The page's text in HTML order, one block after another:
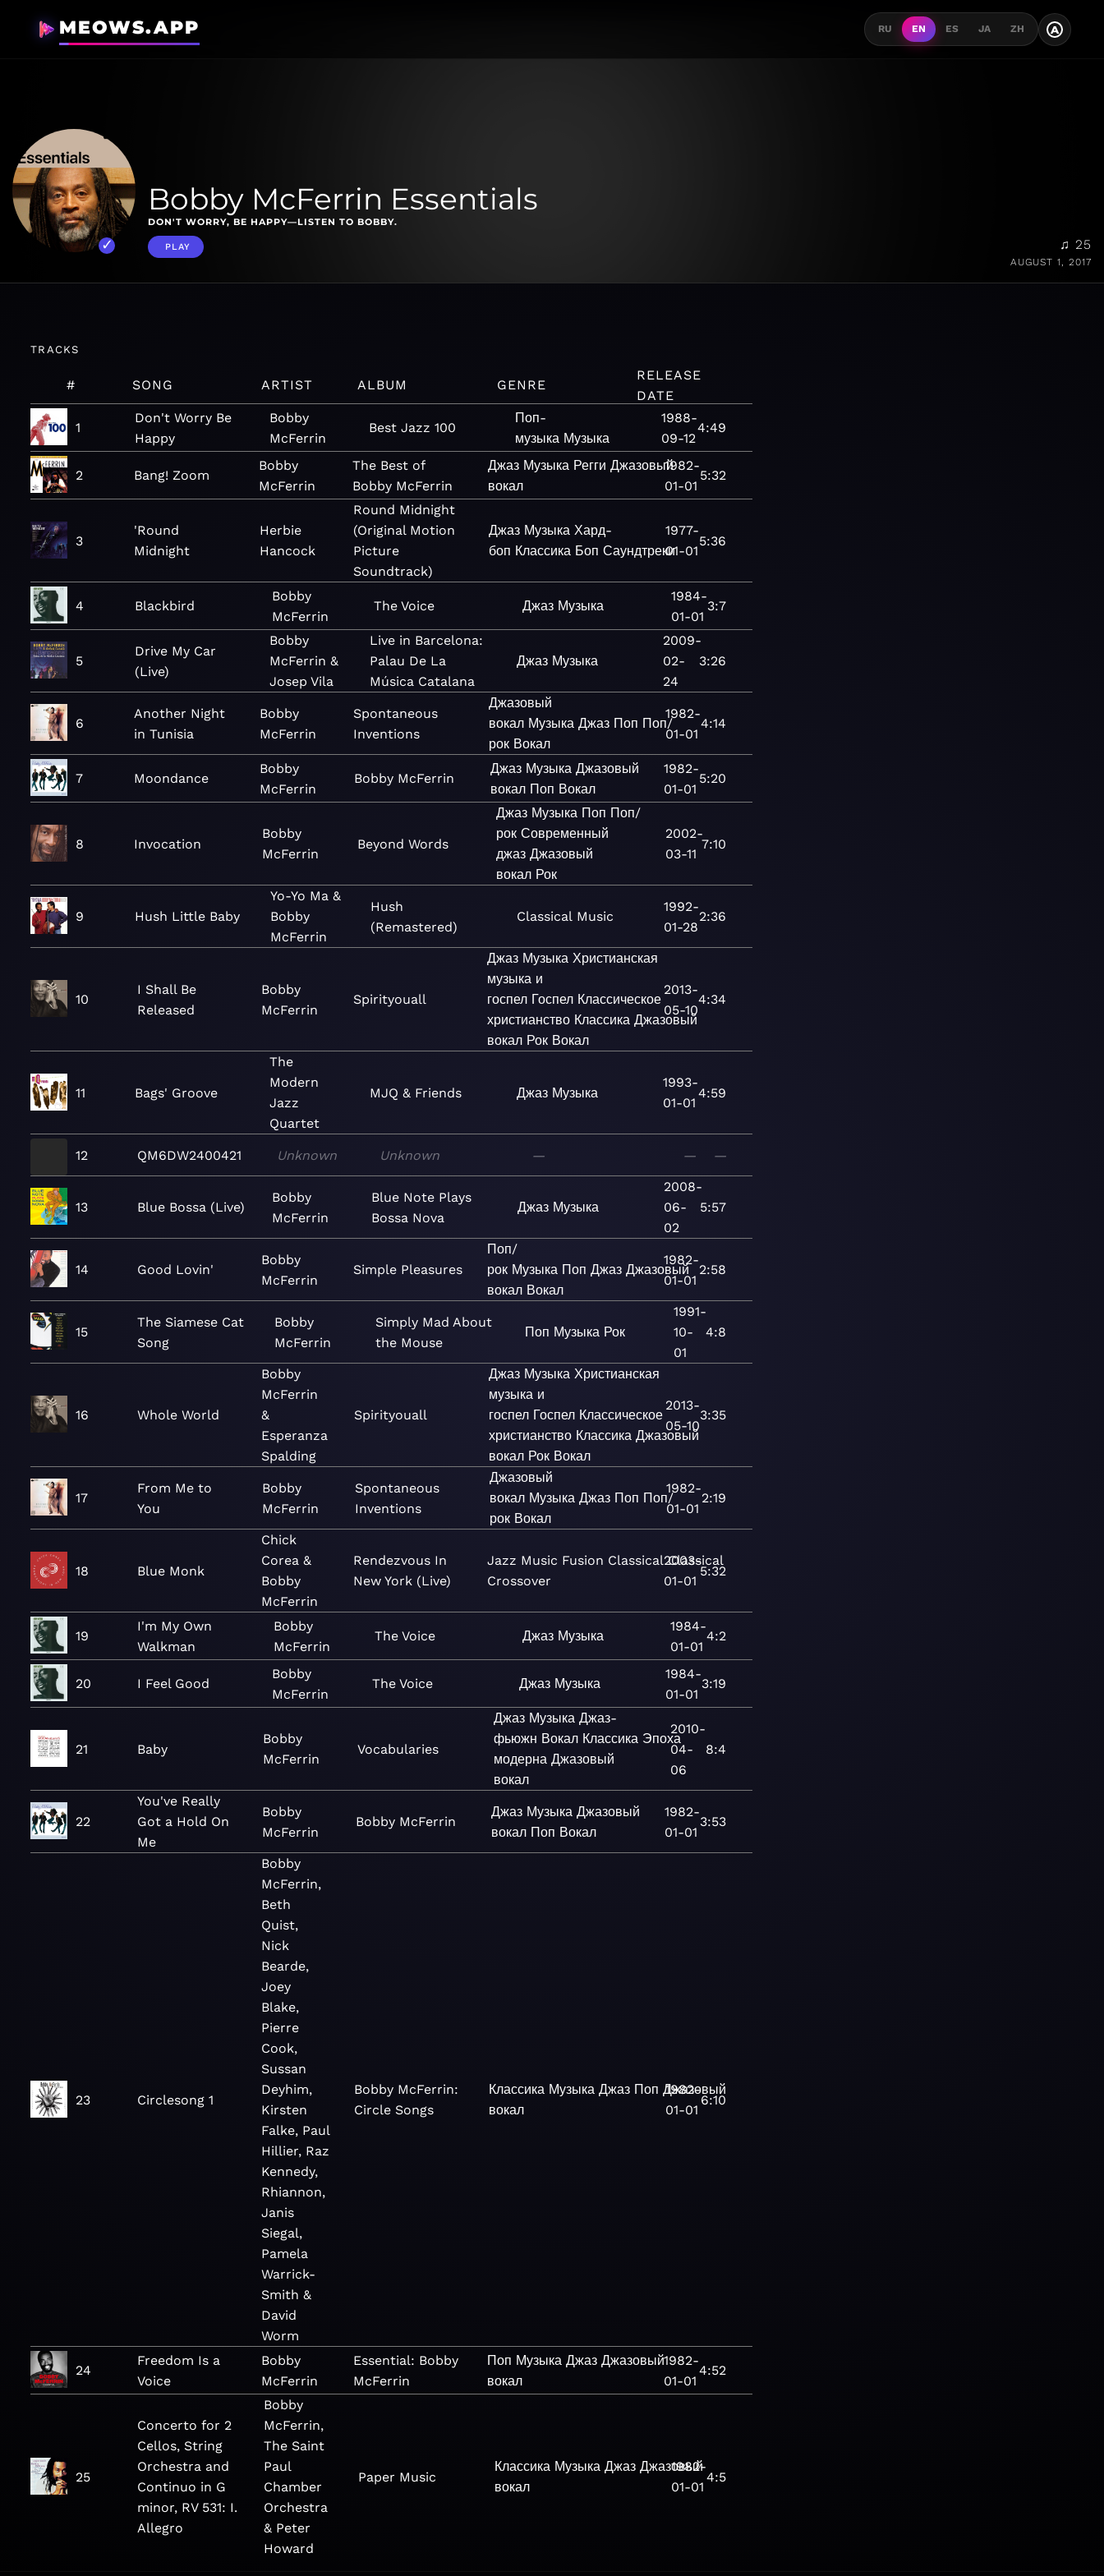
MEOWS.APP RU EN ES JA ZH A
Bobby McFerrin Essentials
DON'T WORRY, BE HAPPY—LISTEN TO BOBBY.
PLAY ♫ 25
AUGUST 1, 2017
TRACKS
# SONG ARTIST ALBUM GENRE
RELEASE
DATE
1
Don't Worry Be
Happy
Bobby
McFerrin
Best Jazz 100
Поп-
музыка Музыка
1988-
09-12
4:49
2 Bang! Zoom
Bobby
McFerrin
The Best of
Bobby McFerrin
Джаз Музыка Регги Джазовый
вокал
1982-
01-01
5:32
3
'Round
Midnight
Herbie
Hancock
Round Midnight
(Original Motion
Picture
Soundtrack)
Джаз Музыка Хард-
боп Классика Боп Саундтреки
1977-
01-01
5:36
4 Blackbird
Bobby
McFerrin
The Voice Джаз Музыка
1984-
01-01
3:7
5
Drive My Car
(Live)
Bobby
McFerrin &
Josep Vila
Live in Barcelona:
Palau De La
Música Catalana
Джаз Музыка
2009-
02-
24
3:26
6
Another Night
in Tunisia
Bobby
McFerrin
Spontaneous
Inventions
Джазовый
вокал Музыка Джаз Поп Поп/
рок Вокал
1982-
01-01
4:14
7 Moondance
Bobby
McFerrin
Bobby McFerrin
Джаз Музыка Джазовый
вокал Поп Вокал
1982-
01-01
5:20
8 Invocation
Bobby
McFerrin
Beyond Words
Джаз Музыка Поп Поп/
рок Современный
джаз Джазовый
вокал Рок
2002-
03-11
7:10
9 Hush Little Baby
Yo-Yo Ma &
Bobby
McFerrin
Hush
(Remastered)
Classical Music
1992-
01-28
2:36
10
I Shall Be
Released
Bobby
McFerrin
Spirityouall
Джаз Музыка Христианская
музыка и
госпел Госпел Классическое
христианство Классика Джазовый
вокал Рок Вокал
2013-
05-10
4:34
11 Bags' Groove
The
Modern
Jazz
Quartet
MJQ & Friends Джаз Музыка
1993-
01-01
4:59
12 QM6DW2400421 Unknown Unknown — — —
13 Blue Bossa (Live)
Bobby
McFerrin
Blue Note Plays
Bossa Nova
Джаз Музыка
2008-
06-
02
5:57
14 Good Lovin'
Bobby
McFerrin
Simple Pleasures
Поп/
рок Музыка Поп Джаз Джазовый
вокал Вокал
1982-
01-01
2:58
15
The Siamese Cat
Song
Bobby
McFerrin
Simply Mad About
the Mouse
Поп Музыка Рок
1991-
10-
01
4:8
16 Whole World
Bobby
McFerrin
&
Esperanza
Spalding
Spirityouall
Джаз Музыка Христианская
музыка и
госпел Госпел Классическое
христианство Классика Джазовый
вокал Рок Вокал
2013-
05-10
3:35
17
From Me to
You
Bobby
McFerrin
Spontaneous
Inventions
Джазовый
вокал Музыка Джаз Поп Поп/
рок Вокал
1982-
01-01
2:19
18 Blue Monk
Chick
Corea &
Bobby
McFerrin
Rendezvous In
New York (Live)
Jazz Music Fusion Classical Classical
Crossover
2003-
01-01
5:32
19
I'm My Own
Walkman
Bobby
McFerrin
The Voice Джаз Музыка
1984-
01-01
4:2
20 I Feel Good
Bobby
McFerrin
The Voice Джаз Музыка
1984-
01-01
3:19
21 Baby
Bobby
McFerrin
Vocabularies
Джаз Музыка Джаз-
фьюжн Вокал Классика Эпоха
модерна Джазовый
вокал
2010-
04-
06
8:4
22
You've Really
Got a Hold On
Me
Bobby
McFerrin
Bobby McFerrin
Джаз Музыка Джазовый
вокал Поп Вокал
1982-
01-01
3:53
23 Circlesong 1
Bobby
McFerrin,
Beth
Quist,
Nick
Bearde,
Joey
Blake,
Pierre
Cook,
Sussan
Deyhim,
Kirsten
Falke, Paul
Hillier, Raz
Kennedy,
Rhiannon,
Janis
Siegal,
Pamela
Warrick-
Smith &
David
Worm
Bobby McFerrin:
Circle Songs
Классика Музыка Джаз Поп Джазовый
вокал
1982-
01-01
6:10
24
Freedom Is a
Voice
Bobby
McFerrin
Essential: Bobby
McFerrin
Поп Музыка Джаз Джазовый
вокал
1982-
01-01
4:52
25
Concerto for 2
Cellos, String
Orchestra and
Continuo in G
minor, RV 531: I.
Allegro
Bobby
McFerrin,
The Saint
Paul
Chamber
Orchestra
& Peter
Howard
Paper Music
Классика Музыка Джаз Джазовый
вокал
1982-
01-01
4:5